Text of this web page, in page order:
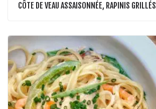
CÔTE DE VEAU ASSAISONNÉE, RAPINIS GRILLÉS